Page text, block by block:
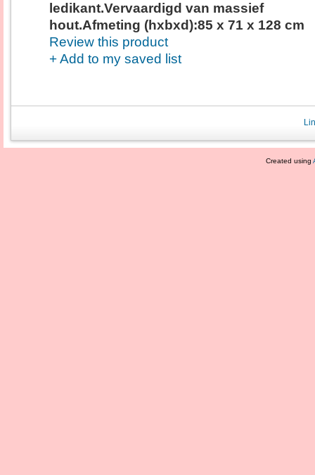
ledikant.Vervaardigd van massief
hout.Afmeting (hxbxd):85 x 71 x 128 cm
Review this product
+ Add to my saved list
Created using